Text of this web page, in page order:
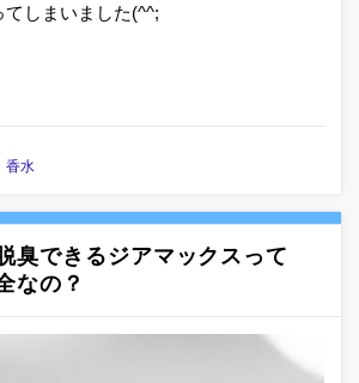
しまいました(^^;
香水
臭できるジアマックスって
なの？